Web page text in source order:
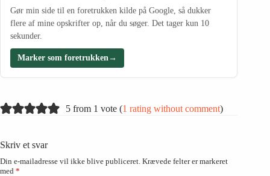
Gør min side til en foretrukken kilde på Google, så dukker
flere af mine opskrifter op, når du søger. Det tager kun 10
sekunder.
Marker som foretrukken →
5 from 1 vote (1 rating without comment)
Skriv et svar
Din e-mailadresse vil ikke blive publiceret. Krævede felter er markeret
med *